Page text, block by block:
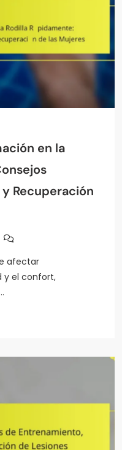
en la
Recuperación
afectar
y el confort,